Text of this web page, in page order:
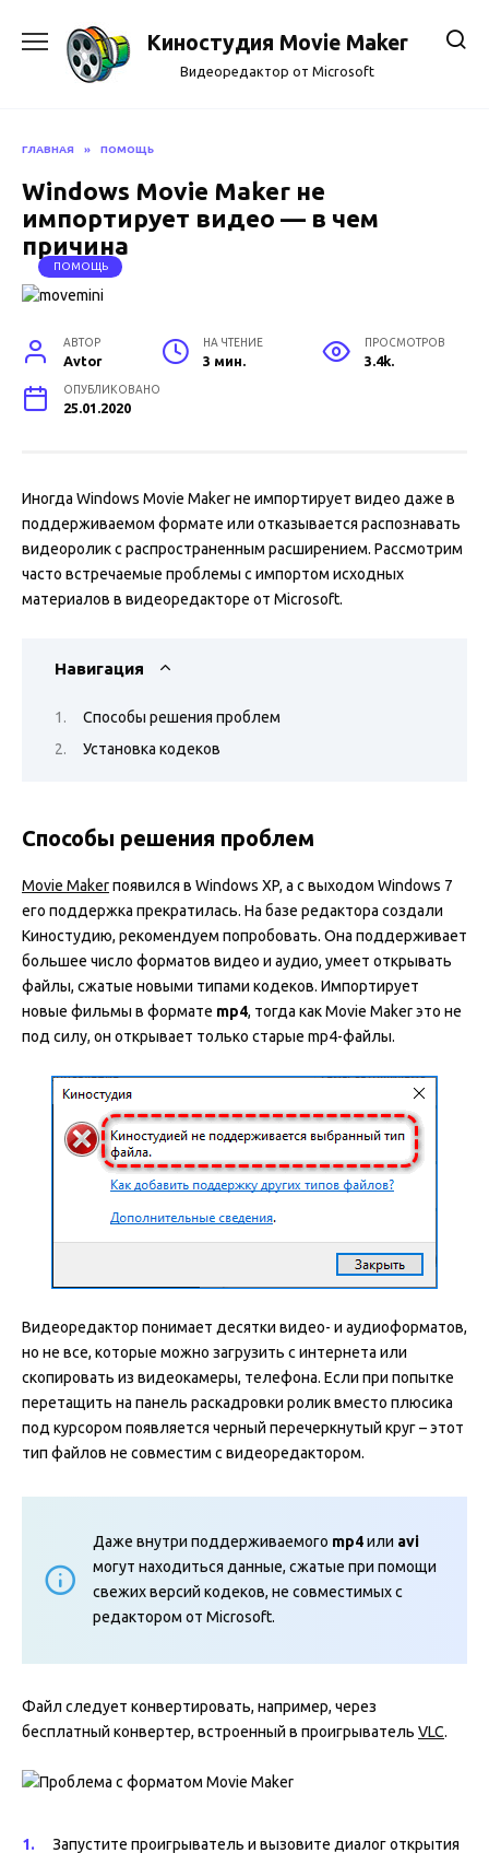
content
Киностудия Movie Maker
Видеоредактор от Microsoft
ГЛАВНАЯ » ПОМОЩЬ
Windows Movie Maker не
импортирует видео — в чем
причина
ПОМОЩЬ
АВТОР
Avtor
НА ЧТЕНИЕ
3 мин.
ПРОСМОТРОВ
3.4k.
ОПУБЛИКОВАНО
25.01.2020
Иногда Windows Movie Maker не импортирует видео даже в
поддерживаемом формате или отказывается распознавать
видеоролик с распространенным расширением. Рассмотрим
часто встречаемые проблемы с импортом исходных
материалов в видеоредакторе от Microsoft.
Навигация
Способы решения проблем
Установка кодеков
Способы решения проблем
Movie Makerпоявился в Windows XP, а с выходом Windows 7
его поддержка прекратилась. На базе редактора создали
Киностудию, рекомендуем попробовать. Она поддерживает
большее число форматов видео и аудио, умеет открывать
файлы, сжатые новыми типами кодеков. Импортирует
новые фильмы в формате mp4, тогда как Movie Maker это не
под силу, он открывает только старые mp4-файлы.
Видеоредактор понимает десятки видео- и аудиоформатов,
но не все, которые можно загрузить с интернета или
скопировать из видеокамеры, телефона. Если при попытке
перетащить на панель раскадровки ролик вместо плюсика
под курсором появляется черный перечеркнутый круг – этот
тип файлов не совместим с видеоредактором.
Даже внутри поддерживаемого mp4или avi
могут находиться данные, сжатые при помощи
свежих версий кодеков, не совместимых с
редактором от Microsoft.
Файл следует конвертировать, например, через
бесплатный конвертер, встроенный в проигрыватель VLC.
Запустите проигрыватель и вызовите диалог открытия